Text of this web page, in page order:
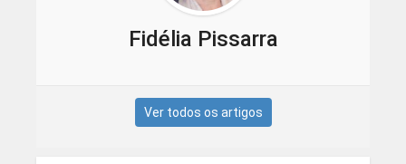
Fidélia Pissarra
Ver todos os artigos